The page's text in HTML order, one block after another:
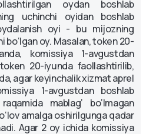
oydan boshlab
uchinchi oyidan boshlab
oyi - bu mijozning
oy. Masalan, token 20-
komissiya 1-avgustdan
20-iyunda faollashtirilib,
agar keyinchalik xizmat aprel
1-avgustdan boshlab
mablag‘ bo‘lmagan
amalga oshirilgunga qadar
Agar 2 oy ichida komissiya